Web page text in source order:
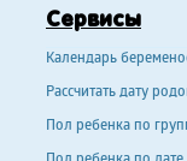
Сервисы
Календарь
Рассчитать дату
Пол ребенка по